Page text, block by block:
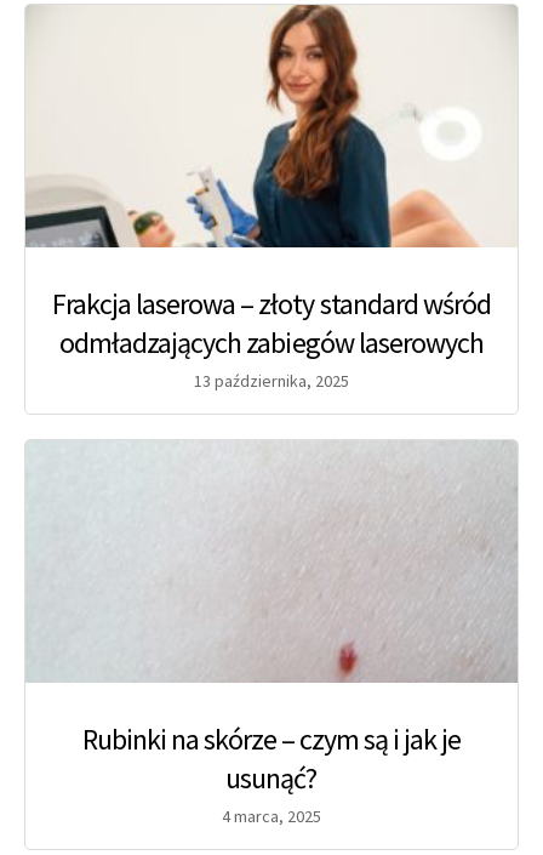
Frakcja laserowa – złoty standard wśród
odmładzających zabiegów laserowych
13 października, 2025
Rubinki na skórze – czym są i jak je
usunąć?
4 marca, 2025